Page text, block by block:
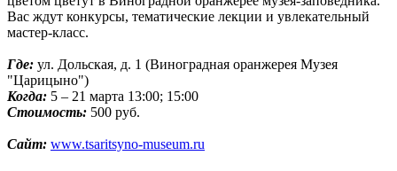
Вас ждут конкурсы, тематические лекции и увлекательный
мастер-класс.
Где: ул. Дольская, д. 1 (Виноградная оранжерея Музея
"Царицыно")
Когда: 5 – 21 марта 13:00; 15:00
Стоимость: 500 руб.
Сайт: www.tsaritsyno-museum.ru